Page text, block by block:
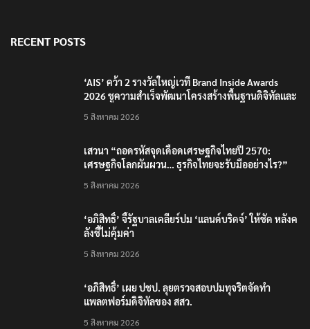
RECENT POSTS
‘AIS’ คว้า 2 รางวัลใหญ่เวที Brand Inside Awards
2026 ชูความสำเร็จพัฒนาโครงสร้างพื้นฐานดิจิทัลและ
5 สิงหาคม 2026
เสวนา “ถอดรหัสจุดเดือดเศรษฐกิจไทยปี 2570:
เศรษฐกิจโลกผันผวน… ธุรกิจไทยจะรับมืออย่างไร?”
5 สิงหาคม 2026
‘อภิสิทธิ์’ จี้รัฐบาลเคลียร์ปม ‘แลนด์บริดจ์’ ให้ชัด หลังค
ลังชี้ไม่คุ้มค่า
5 สิงหาคม 2026
‘อภิสิทธิ์’ เผย ปชป. ลุยตรวจสอบปมทุจริตจัดทำ
แพลตฟอร์มดิจิทัลของ สสว.
5 สิงหาคม 2026